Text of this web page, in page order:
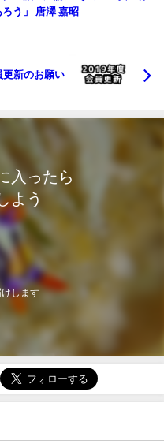
う」 唐澤 嘉昭
更新のお願い
入ったら
よう
します